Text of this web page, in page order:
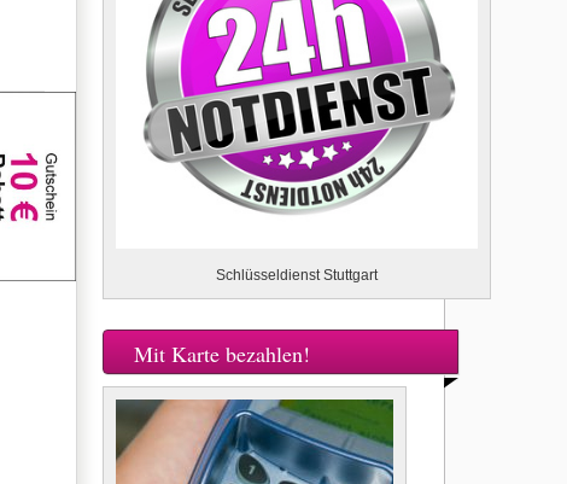
Schlüsseldienst Stuttgart
Mit Karte bezahlen!